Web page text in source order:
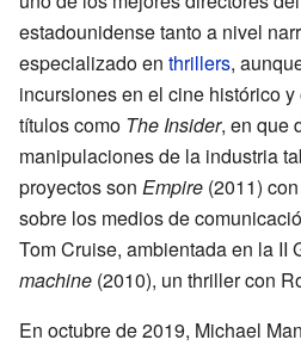
estadounidense tanto a nivel
especializado en thrillers,
incursiones en el cine histórico
títulos como The Insider, en que
manipulaciones de la industria
proyectos son Empire (2011)
sobre los medios de
Tom Cruise, ambientada en la II
machine (2010), un thriller con
En octubre de 2019, Michael